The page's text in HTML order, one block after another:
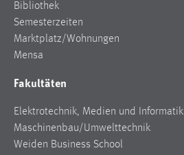
Bibliothek
Semesterzeiten
Marktplatz/Wohnungen
Mensa
Fakultäten
Elektrotechnik, Medien und Informatik
Maschinenbau/Umwelttechnik
Weiden Business School